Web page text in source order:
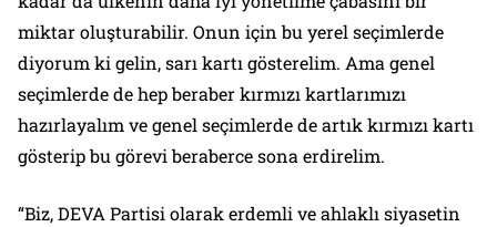
miktar oluşturabilir. Onun için bu yerel seçimlerde
diyorum ki gelin, sarı kartı gösterelim. Ama genel
seçimlerde de hep beraber kırmızı kartlarımızı
hazırlayalım ve genel seçimlerde de artık kırmızı kartı
gösterip bu görevi beraberce sona erdirelim.
“Biz, DEVA Partisi olarak erdemli ve ahlaklı siyasetin